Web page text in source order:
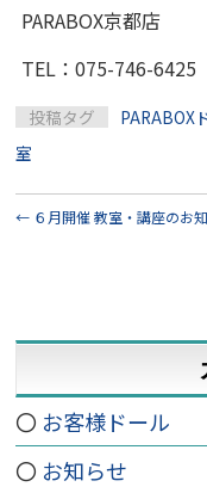
PARABOX京都店
TEL：075-746-6425
投稿タグ PARABOX
室
← ６月開催 教室・講座のお
お客様ドール
お知らせ